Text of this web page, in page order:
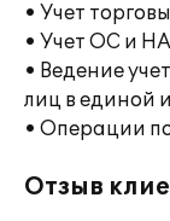
• Учет
• Учет ОС и
• Ведение
лиц в единой
• Операции
Отзыв